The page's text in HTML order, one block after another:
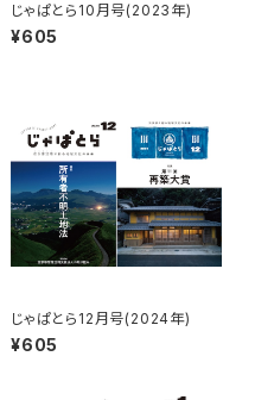
じゃぱとら10月号(2023年)
¥605
じゃぱとら12月号(2024年)
¥605